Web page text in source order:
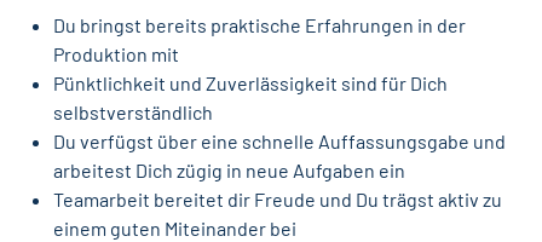
Du bringst bereits praktische Erfahrungen in der
Produktion mit
Pünktlichkeit und Zuverlässigkeit sind für Dich
selbstverständlich
Du verfügst über eine schnelle Auffassungsgabe und
arbeitest Dich zügig in neue Aufgaben ein
Teamarbeit bereitet dir Freude und Du trägst aktiv zu
einem guten Miteinander bei